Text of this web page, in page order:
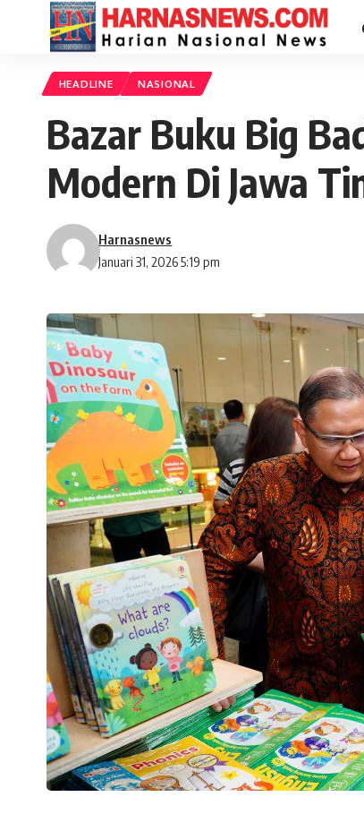
HEADLINE NASIONAL
Bazar Buku Big
Modern Di Jawa
Januari 31, 2026 5:19 pm
Harnasnews